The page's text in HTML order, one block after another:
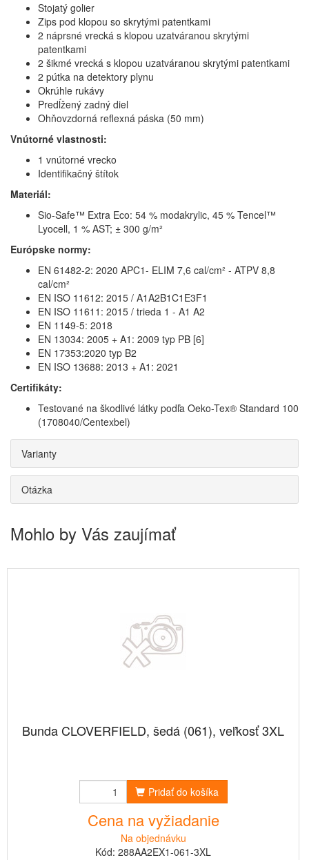
Stojatý golier
Zips pod klopou so skrytými patentkami
2 náprsné vrecká s klopou uzatváranou skrytými
patentkami
2 šikmé vrecká s klopou uzatváranou skrytými patentkami
2 pútka na detektory plynu
Okrúhle rukávy
Predĺžený zadný diel
Ohňovzdorná reflexná páska (50 mm)
Vnútorné vlastnosti:
1 vnútorné vrecko
Identifikačný štítok
Materiál:
Sio-Safe™ Extra Eco: 54 % modakrylic, 45 % Tencel™
Lyocell, 1 % AST; ± 300 g/m²
Európske normy:
EN 61482-2: 2020 APC1- ELIM 7,6 cal/cm² - ATPV 8,8
cal/cm²
EN ISO 11612: 2015 / A1A2B1C1E3F1
EN ISO 11611: 2015 / trieda 1 - A1 A2
EN 1149-5: 2018
EN 13034: 2005 + A1: 2009 typ PB [6]
EN 17353:2020 typ B2
EN ISO 13688: 2013 + A1: 2021
Certifikáty:
Testované na škodlivé látky podľa Oeko-Tex® Standard 100
(1708040/Centexbel)
Varianty
Otázka
Mohlo by Vás zaujímať
Bunda CLOVERFIELD, šedá (061), veľkosť 3XL
Pridať do košíka
Cena na vyžiadanie
Na objednávku
Kód: 288AA2EX1-061-3XL